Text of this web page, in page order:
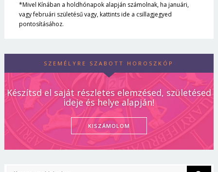
*Mivel Kínában a holdhónapok alapján számolnak, ha januári,
vagy februári születésű vagy, kattints ide a csillagjegyed
pontosításához.
SZEMÉLYRE SZABOTT HOROSZKÓP
Készítsd el saját részletes elemzésed, születésed
ideje és helye alapján!
KISZÁMOLOM